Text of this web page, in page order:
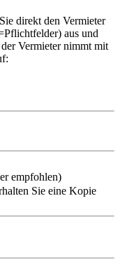
direkt den Vermieter
aus und
Vermieter nimmt mit
empfohlen)
Sie eine Kopie